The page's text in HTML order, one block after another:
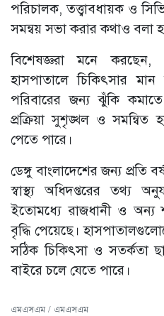
পরিচালক, তত্ত্বাবধায়ক ও
সমন্বয় সভা করার কথাও বলা
বিশেষজ্ঞরা মনে
হাসপাতালে চিকিৎসার
পরিবারের জন্য ঝুঁকি
প্রক্রিয়া সুশৃঙ্খল ও সমন্বিত
পেতে পারে।
ডেঙ্গু বাংলাদেশের জন্য প্রতি
স্বাস্থ্য অধিদপ্তরের তথ্য
ইতোমধ্যে রাজধানী ও অন্য
বৃদ্ধি পেয়েছে।
সঠিক চিকিৎসা ও সতর্কতা
বাইরে চলে যেতে পারে।
এমএসএম / এমএসএম